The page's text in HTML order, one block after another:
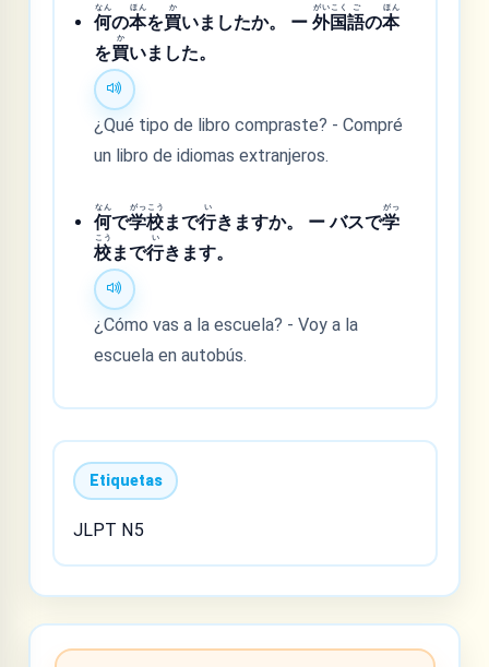
何
なん
の本
ほん
を買
か
いましたか。 ー外
がい
国
こく
語
ご
の本
ほん
を買
か
いました。
¿Qué tipo de libro compraste? - Compré
un libro de idiomas extranjeros.
何
なん
で学
がっ
校
こう
まで行
い
きますか。 ー バスで学
がっ
校
こう
まで行
い
きます。
¿Cómo vas a la escuela? - Voy a la
escuela en autobús.
Etiquetas
JLPT N5